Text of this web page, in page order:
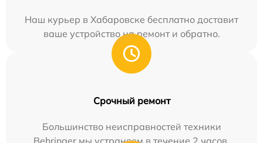
Наш курьер в Хабаровске бесплатно доставит
ваше устройство на ремонт и обратно.
Срочный ремонт
Большинство неисправностей техники